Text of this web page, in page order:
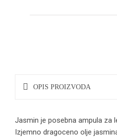
OPIS PROIZVODA
Jasmin je posebna ampula za
Izjemno dragoceno olje